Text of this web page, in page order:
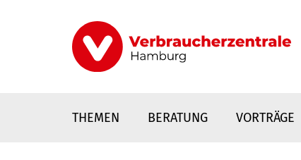
THEMEN BERATUNG VORTRÄGE